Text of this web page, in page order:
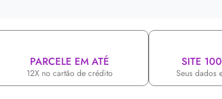
PARCELE EM ATÉ
12X no cartão de crédito
SITE
Seus dados